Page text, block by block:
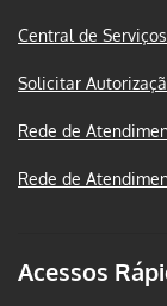
Central de Serviços
Solicitar
Rede de
Rede de
Acessos